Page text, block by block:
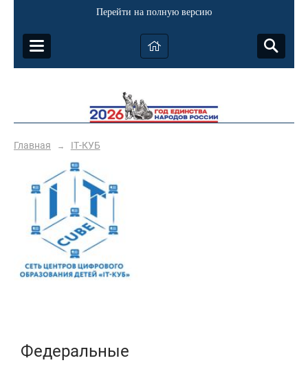
Перейти на полную версию
Главная → IТ-КУБ
Федеральные